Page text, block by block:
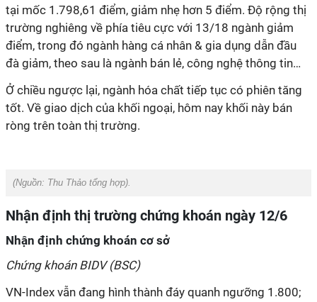
tại mốc 1.798,61 điểm, giảm nhẹ hơn 5 điểm. Độ rộng thị
trường nghiêng về phía tiêu cực với 13/18 ngành giảm
điểm, trong đó ngành hàng cá nhân & gia dụng dẫn đầu
đà giảm, theo sau là ngành bán lẻ, công nghệ thông tin…
Ở chiều ngược lại, ngành hóa chất tiếp tục có phiên tăng
tốt. Về giao dịch của khối ngoại, hôm nay khối này bán
ròng trên toàn thị trường.
(Nguồn: Thu Thảo tổng hợp).
Nhận định thị trường chứng khoán ngày 12/6
Nhận định chứng khoán cơ sở
Chứng khoán BIDV (BSC)
VN-Index vẫn đang hình thành đáy quanh ngưỡng 1.800;